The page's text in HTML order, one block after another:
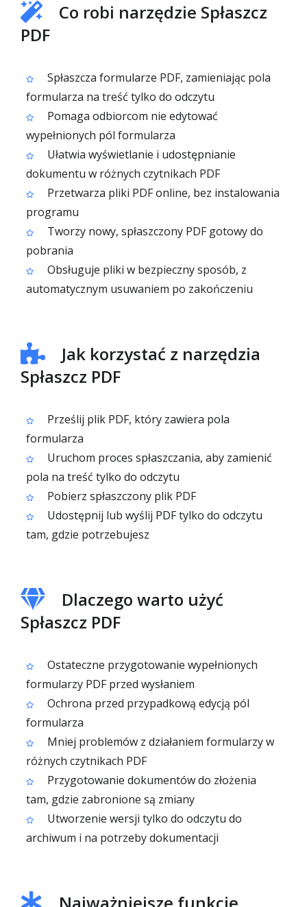
Co robi narzędzie Spłaszcz
PDF
Spłaszcza formularze PDF, zamieniając pola
formularza na treść tylko do odczytu
Pomaga odbiorcom nie edytować
wypełnionych pól formularza
Ułatwia wyświetlanie i udostępnianie
dokumentu w różnych czytnikach PDF
Przetwarza pliki PDF online, bez instalowania
programu
Tworzy nowy, spłaszczony PDF gotowy do
pobrania
Obsługuje pliki w bezpieczny sposób, z
automatycznym usuwaniem po zakończeniu
Jak korzystać z narzędzia
Spłaszcz PDF
Prześlij plik PDF, który zawiera pola
formularza
Uruchom proces spłaszczania, aby zamienić
pola na treść tylko do odczytu
Pobierz spłaszczony plik PDF
Udostępnij lub wyślij PDF tylko do odczytu
tam, gdzie potrzebujesz
Dlaczego warto użyć
Spłaszcz PDF
Ostateczne przygotowanie wypełnionych
formularzy PDF przed wysłaniem
Ochrona przed przypadkową edycją pól
formularza
Mniej problemów z działaniem formularzy w
różnych czytnikach PDF
Przygotowanie dokumentów do złożenia
tam, gdzie zabronione są zmiany
Utworzenie wersji tylko do odczytu do
archiwum i na potrzeby dokumentacji